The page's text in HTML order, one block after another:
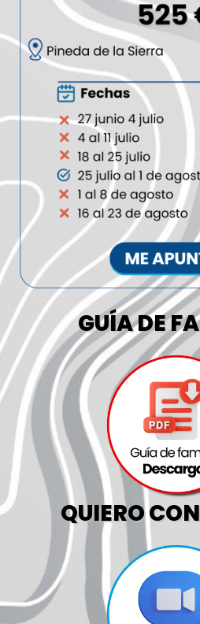
GUÍA DE
QUIERO